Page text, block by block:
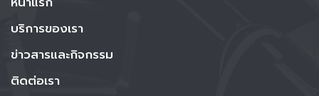
บริการของเรา
ข่าวสารและกิจกรรม
ติดต่อเรา